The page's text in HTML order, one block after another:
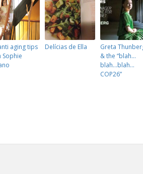
aging tips
Sophie
Delícias de Ella
Greta
& the “blah…
blah…blah…
COP26”